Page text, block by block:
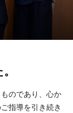
のであり、心か
指導を引き続き